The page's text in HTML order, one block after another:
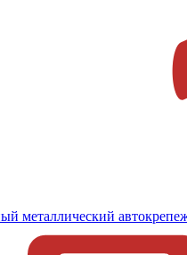
металлический